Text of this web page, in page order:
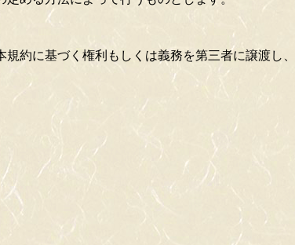
約に基づく権利もしくは義務を第三者に譲渡し、